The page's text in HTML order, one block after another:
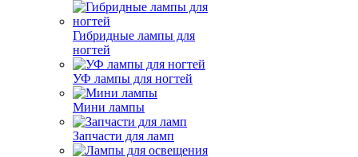
Гибридные лампы для
ногтей
УФ лампы для ногтей
Мини лампы
Запчасти для ламп